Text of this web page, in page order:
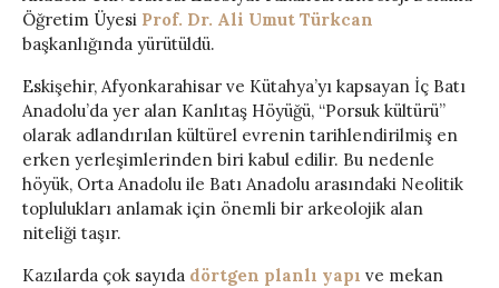
Öğretim Üyesi Prof. Dr. Ali Umut Türkcan
başkanlığında yürütüldü.
Eskişehir, Afyonkarahisar ve Kütahya’yı kapsayan İç Batı
Anadolu’da yer alan Kanlıtaş Höyüğü, “Porsuk kültürü”
olarak adlandırılan kültürel evrenin tarihlendirilmiş en
erken yerleşimlerinden biri kabul edilir. Bu nedenle
höyük, Orta Anadolu ile Batı Anadolu arasındaki Neolitik
toplulukları anlamak için önemli bir arkeolojik alan
niteliği taşır.
Kazılarda çok sayıda dörtgen planlı yapı ve mekan